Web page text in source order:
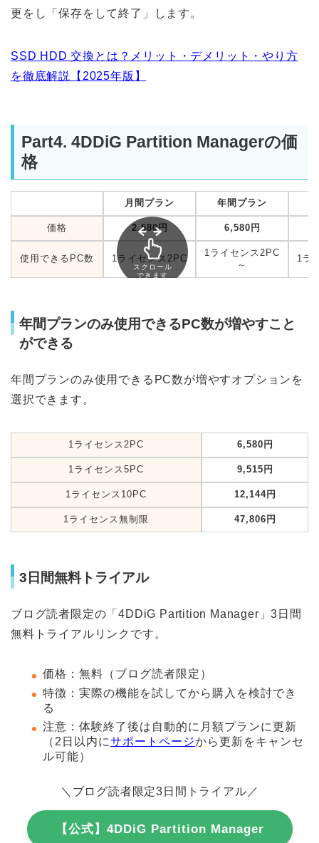
更をし「保存をして終了」します。
SSD HDD 交換とは？メリット・デメリット・やり方
を徹底解説【2025年版】
Part4. 4DDiG Partition Managerの価
格
月間プラン 年間プラン
価格 2,580円 6,580円
使用できるPC数 1ライセンス2PC
1ライセンス2PC
～
1ラ
スクロール
できます
年間プランのみ使用できるPC数が増やすこと
ができる
年間プランのみ使用できるPC数が増やすオプションを
選択できます。
1ライセンス2PC 6,580円
1ライセンス5PC 9,515円
1ライセンス10PC 12,144円
1ライセンス無制限 47,806円
3日間無料トライアル
ブログ読者限定の「4DDiG Partition Manager」3日間
無料トライアルリンクです。
価格：無料（ブログ読者限定）
特徴：実際の機能を試してから購入を検討でき
る
注意：体験終了後は自動的に月額プランに更新
（2日以内にサポートページから更新をキャンセ
ル可能）
＼ ブログ読者限定3日間トライアル ／
【公式】4DDiG Partition Manager